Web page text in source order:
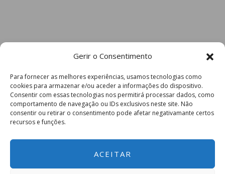
Gerir o Consentimento
Para fornecer as melhores experiências, usamos tecnologias como
cookies para armazenar e/ou aceder a informações do dispositivo.
Consentir com essas tecnologias nos permitirá processar dados, como
comportamento de navegação ou IDs exclusivos neste site. Não
consentir ou retirar o consentimento pode afetar negativamante certos
recursos e funções.
ACEITAR